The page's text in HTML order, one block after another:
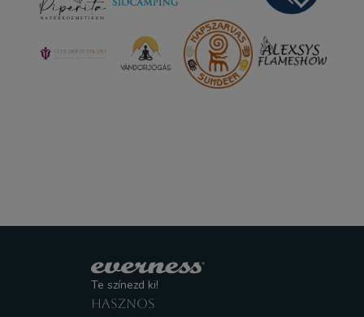
Te színezd ki!
HASZNOS